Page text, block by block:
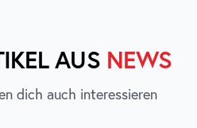
AUS NEWS
dich auch interessieren